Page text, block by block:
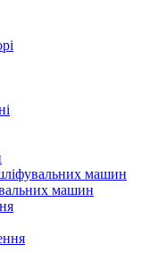
машин
машин